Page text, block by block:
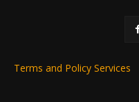
Terms and Policy Services